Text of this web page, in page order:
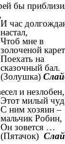
бы
И час
настал,
Чтоб мне в
золоченой
Поехать на
сказочный бал.
(Золушка)
и незлобен,
Этот милый
С ним хозяин –
мальчик Робин,
Он зовется …
(Пятачок)